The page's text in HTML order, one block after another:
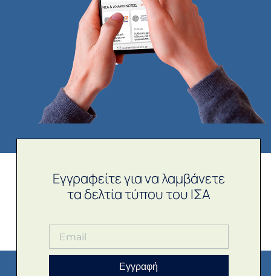
Εγγραφείτε για να λαμβάνετε
τα δελτία τύπου του ΙΣΑ
Εγγραφή